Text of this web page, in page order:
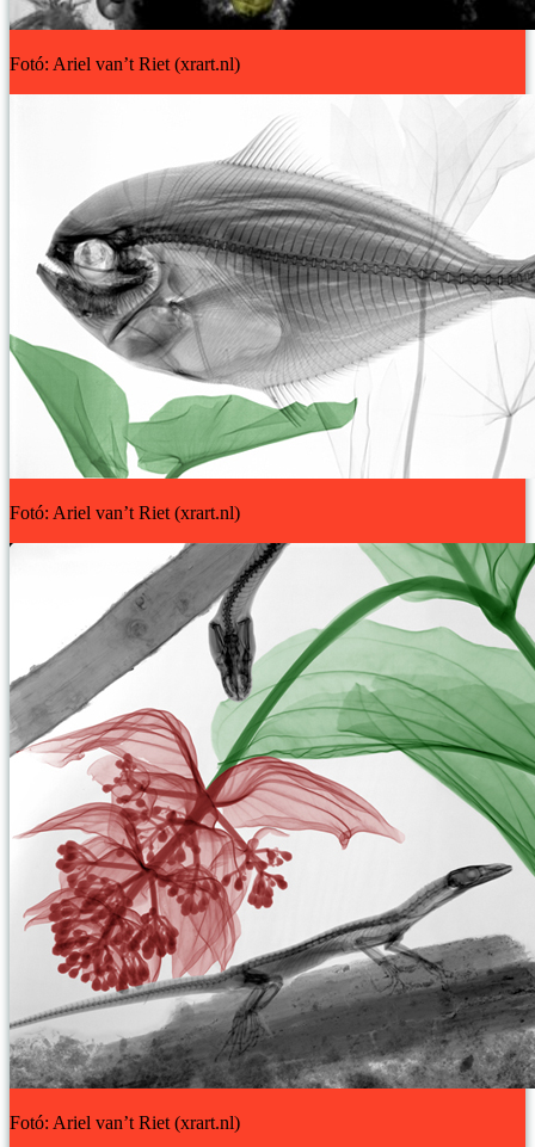
Fotó: Ariel van’t Riet (xrart.nl)
Fotó: Ariel van’t Riet (xrart.nl)
Fotó: Ariel van’t Riet (xrart.nl)